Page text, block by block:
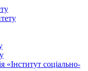
«Інститут соціально-